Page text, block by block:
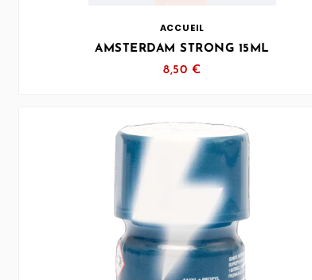
ACCUEIL
AMSTERDAM STRONG 15ML
8,50 €
… (SVG inchangé)